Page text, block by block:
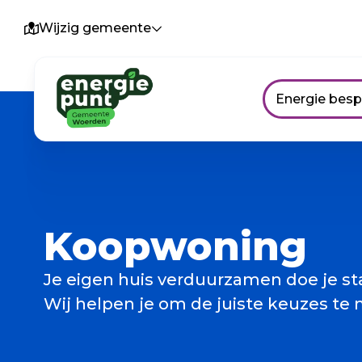
Wijzig gemeente
Energie
Koopwoning
Je eigen huis verduurzamen doe je
Wij helpen je om de juiste keuzes te